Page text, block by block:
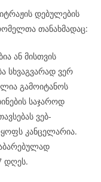
დებულების
თანახმადაც:
ან მისთვის
სხვაგვარად ვერ
გამოიტანოს
საჯაროდ
ვებ-
კანცელარია.
დღეს.